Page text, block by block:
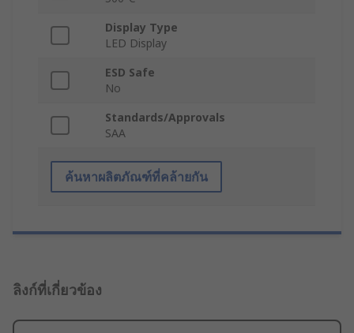
Display Type
LED Display
ESD Safe
No
Standards/Approvals
SAA
ค้นหาผลิตภัณฑ์ที่คล้ายกัน
ลิงก์ที่เกี่ยวข้อง